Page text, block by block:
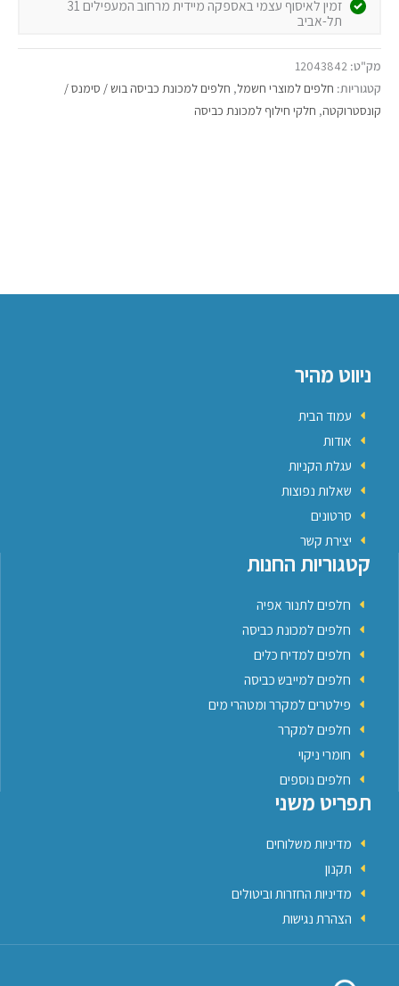
זמין לאיסוף עצמי באספקה מיידית מרחוב המעפילים 31
תל-אביב
מק"ט: 12043842
קטגוריות: חלפים למוצרי חשמל, חלפים למכונת כביסה בוש / סימנס /
קונסטרוקטה, חלקי חילוף למכונת כביסה
ניווט מהיר
עמוד הבית
אודות
עגלת הקניות
שאלות נפוצות
סרטונים
יצירת קשר
קטגוריות החנות
חלפים לתנור אפיה
חלפים למכונת כביסה
חלפים למדיח כלים
חלפים למייבש כביסה
פילטרים למקרר ומטהרי מים
חלפים למקרר
חומרי ניקוי
חלפים נוספים
תפריט משני
מדיניות משלוחים
תקנון
מדיניות החזרות וביטולים
הצהרת נגישות